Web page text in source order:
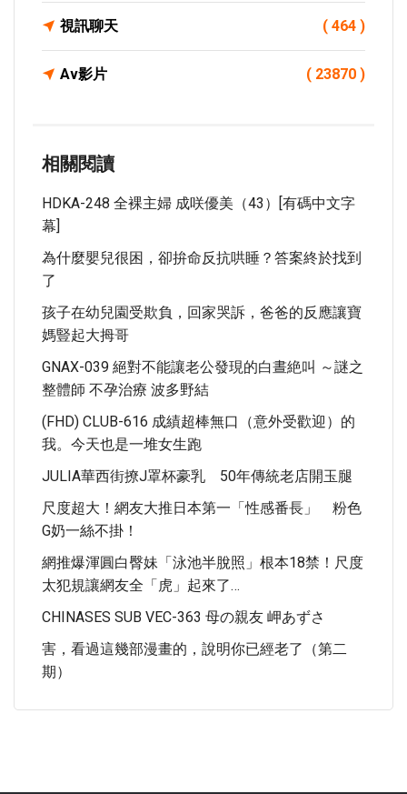
視訊聊天 ( 464 )
Av影片 ( 23870 )
相關閱讀
HDKA-248 全裸主婦 成咲優美（43）[有碼中文字
幕]
為什麼嬰兒很困，卻拚命反抗哄睡？答案終於找到
了
孩子在幼兒園受欺負，回家哭訴，爸爸的反應讓寶
媽豎起大拇哥
GNAX-039 絕對不能讓老公發現的白晝絶叫 ～謎之
整體師 不孕治療 波多野結
(FHD) CLUB-616 成績超棒無口（意外受歡迎）的
我。今天也是一堆女生跑
JULIA華西街撩J罩杯豪乳 50年傳統老店開玉腿
尺度超大！網友大推日本第一「性感番長」 粉色
G奶一絲不掛！
網推爆渾圓白臀妹「泳池半脫照」根本18禁！尺度
太犯規讓網友全「虎」起來了…
CHINASES SUB VEC-363 母の親友 岬あずさ
害，看過這幾部漫畫的，說明你已經老了（第二
期）